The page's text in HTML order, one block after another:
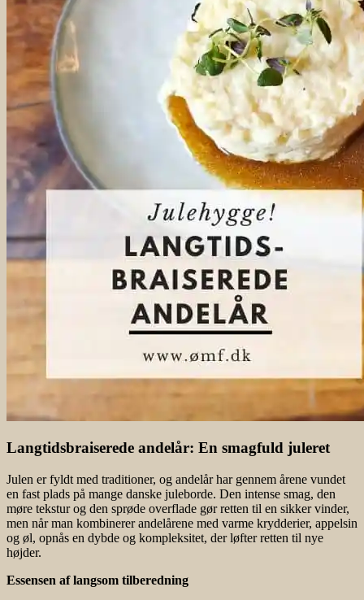
Langtidsbraiserede andelår: En smagfuld juleret
Julen er fyldt med traditioner, og andelår har gennem årene vundet
en fast plads på mange danske juleborde. Den intense smag, den
møre tekstur og den sprøde overflade gør retten til en sikker vinder,
men når man kombinerer andelårene med varme krydderier, appelsin
og øl, opnås en dybde og kompleksitet, der løfter retten til nye
højder.
Essensen af langsom tilberedning